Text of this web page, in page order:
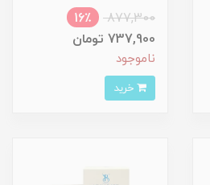
877,300
16٪
737,900 تومان
ناموجود